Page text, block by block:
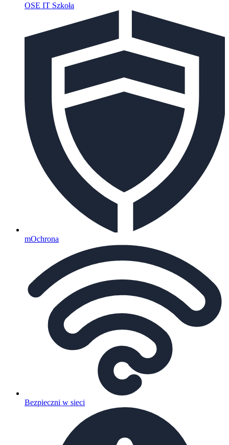
OSE IT Szkoła
mOchrona
Bezpieczni w sieci